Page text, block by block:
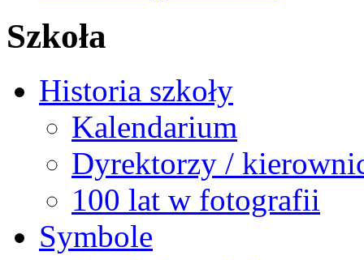
Szkoła
Historia szkoły
Kalendarium
Dyrektorzy /
100 lat w fotografii
Symbole